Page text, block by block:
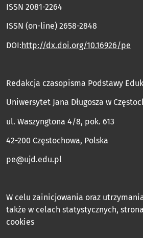
ISSN 2081-2264
ISSN (on-line) 2658-2848
DOI:http://dx.doi.org/10.16926/pe
Redakcja czasopisma Podstawy
Uniwersytet Jana Długosza w
ul. Waszyngtona 4/8, pok. 613
42-200 Częstochowa, Polska
pe@ujd.edu.pl
W celu zainicjowania oraz
także w celach statystycznych,
cookies